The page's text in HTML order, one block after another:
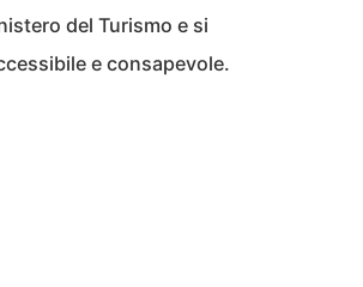
del Turismo e si
e consapevole.